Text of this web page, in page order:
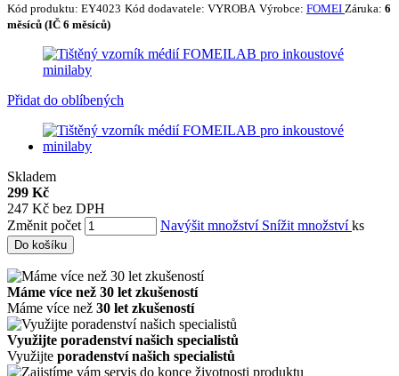
Kód produktu: EY4023 Kód dodavatele: VYROBA Výrobce: FOMEI Záruka: 6
měsíců (IČ 6 měsíců)
Přidat do oblíbených
Skladem
299 Kč
247 Kč bez DPH
Změnit počet
Navýšit množství Snížit množstvíks
Do košíku
Máme více než 30 let zkušeností
Máme více než 30 let zkušeností
Využijte poradenství našich specialistů
Využijte poradenství našich specialistů